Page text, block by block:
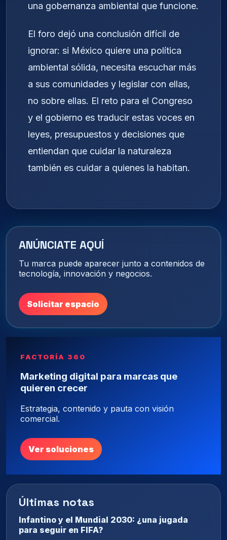
una gobernanza ambiental que funcione.
El foro dejó una conclusión difícil de
ignorar: si México quiere una política
ambiental sólida, necesita escuchar más
a sus comunidades y legislar con ellas,
no sobre ellas. El reto para el Congreso
y el gobierno es traducir estas voces en
leyes, presupuestos y decisiones que
entiendan que cuidar la naturaleza
también es cuidar a quienes la habitan.
ANÚNCIATE AQUÍ
Tu marca puede aparecer junto a contenidos de
tecnología, innovación y negocios.
Solicitar espacio
FACTORÍA 360
Marketing digital para marcas que
quieren crecer
Estrategia, contenido y pauta con visión
comercial.
Ver soluciones
Últimas notas
Infantino y el Mundial 2030: ¿una jugada
para seguir en FIFA?